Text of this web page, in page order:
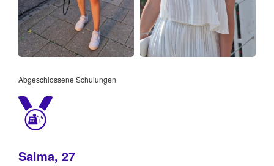
Abgeschlossene Schulungen
Salma, 27